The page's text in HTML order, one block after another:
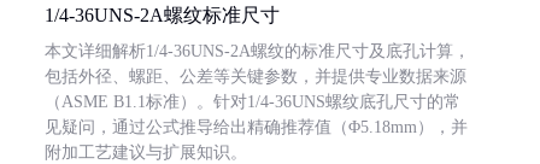
1/4-36UNS-2A螺纹标准尺寸
本文详细解析1/4-36UNS-2A螺纹的标准尺寸及底孔计算，
包括外径、螺距、公差等关键参数，并提供专业数据来源
（ASME B1.1标准）。针对1/4-36UNS螺纹底孔尺寸的常
见疑问，通过公式推导给出精确推荐值（Φ5.18mm），并
附加工艺建议与扩展知识。